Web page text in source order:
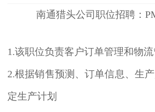
南通猎头公司职位招聘：
1.该职位负责客户订单管理和物
2.根据销售预测、订单信息、生
定生产计划